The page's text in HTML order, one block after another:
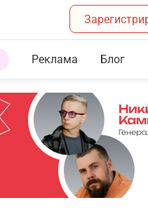
Реклама Блог